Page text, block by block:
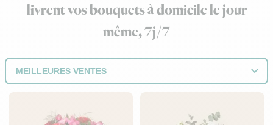
livrent vos bouquets à domicile le jour
même, 7j/7